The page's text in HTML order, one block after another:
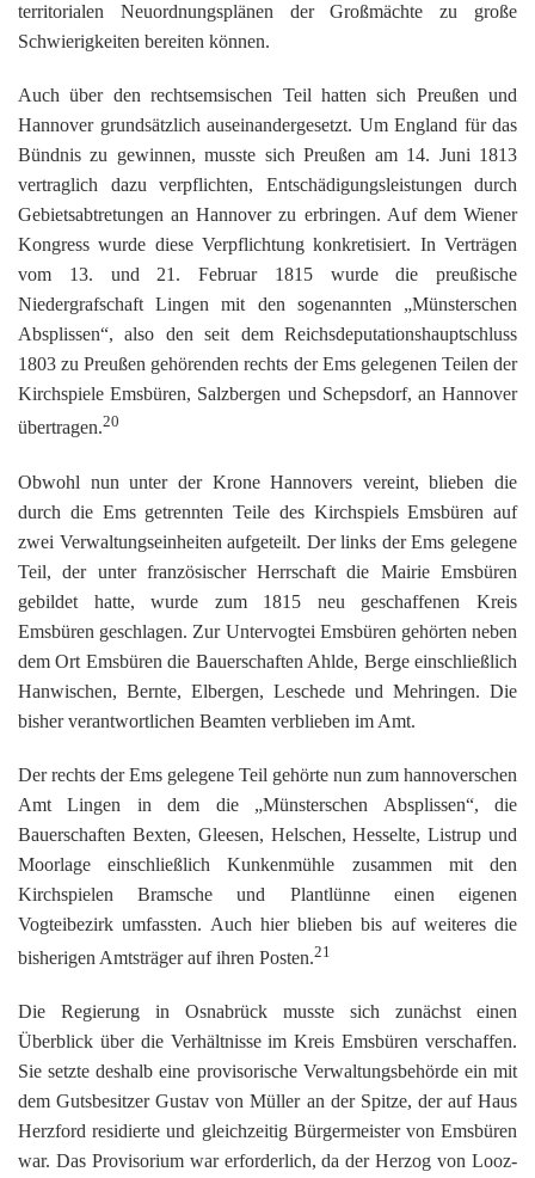
territorialen Neuordnungsplänen der Großmächte zu große
Schwierigkeiten bereiten können.
Auch über den rechtsemsischen Teil hatten sich Preußen und
Hannover grundsätzlich auseinandergesetzt. Um England für das
Bündnis zu gewinnen, musste sich Preußen am 14. Juni 1813
vertraglich dazu verpflichten, Entschädigungsleistungen durch
Gebietsabtretungen an Hannover zu erbringen. Auf dem Wiener
Kongress wurde diese Verpflichtung konkretisiert. In Verträgen
vom 13. und 21. Februar 1815 wurde die preußische
Niedergrafschaft Lingen mit den sogenannten „Münsterschen
Absplissen“, also den seit dem Reichsdeputationshauptschluss
1803 zu Preußen gehörenden rechts der Ems gelegenen Teilen der
Kirchspiele Emsbüren, Salzbergen und Schepsdorf, an Hannover
übertragen.20
Obwohl nun unter der Krone Hannovers vereint, blieben die
durch die Ems getrennten Teile des Kirchspiels Emsbüren auf
zwei Verwaltungseinheiten aufgeteilt. Der links der Ems gelegene
Teil, der unter französischer Herrschaft die Mairie Emsbüren
gebildet hatte, wurde zum 1815 neu geschaffenen Kreis
Emsbüren geschlagen. Zur Untervogtei Emsbüren gehörten neben
dem Ort Emsbüren die Bauerschaften Ahlde, Berge einschließlich
Hanwischen, Bernte, Elbergen, Leschede und Mehringen. Die
bisher verantwortlichen Beamten verblieben im Amt.
Der rechts der Ems gelegene Teil gehörte nun zum hannoverschen
Amt Lingen in dem die „Münsterschen Absplissen“, die
Bauerschaften Bexten, Gleesen, Helschen, Hesselte, Listrup und
Moorlage einschließlich Kunkenmühle zusammen mit den
Kirchspielen Bramsche und Plantlünne einen eigenen
Vogteibezirk umfassten. Auch hier blieben bis auf weiteres die
bisherigen Amtsträger auf ihren Posten.21
Die Regierung in Osnabrück musste sich zunächst einen
Überblick über die Verhältnisse im Kreis Emsbüren verschaffen.
Sie setzte deshalb eine provisorische Verwaltungsbehörde ein mit
dem Gutsbesitzer Gustav von Müller an der Spitze, der auf Haus
Herzford residierte und gleichzeitig Bürgermeister von Emsbüren
war. Das Provisorium war erforderlich, da der Herzog von Looz-